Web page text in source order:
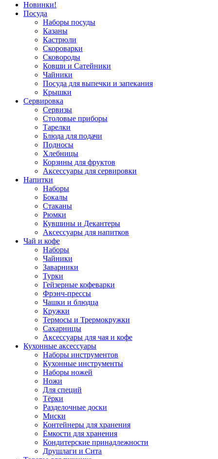
Новинки!
Посуда
Наборы посуды
Казаны
Кастрюли
Скороварки
Сковороды
Ковши и Сатейники
Чайники
Посуда для выпечки и запекания
Крышки
Сервировка
Сервизы
Столовые приборы
Тарелки
Блюда для подачи
Подносы
Хлебницы
Корзины для фруктов
Аксессуары для сервировки
Напитки
Наборы
Бокалы
Стаканы
Рюмки
Кувшины и Декантеры
Аксессуары для напитков
Чай и кофе
Наборы
Чайники
Заварники
Турки
Гейзерные кофеварки
Фрэнч-прессы
Чашки и блюдца
Кружки
Термосы и Трермокружки
Сахарницы
Аксессуары для чая и кофе
Кухонные аксессуары
Наборы инструментов
Кухонные инструменты
Наборы ножей
Ножи
Для специй
Тёрки
Разделочные доски
Миски
Контейнеры для хранения
Ёмкости для хранения
Кондитерские принадлежности
Друшлаги и Сита